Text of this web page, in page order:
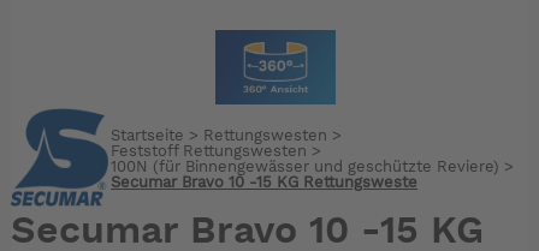
Startseite > Rettungswesten >
Feststoff Rettungswesten >
100N (für Binnengewässer und geschützte Reviere) >
Secumar Bravo 10 -15 KG Rettungsweste
Secumar Bravo 10 -15 KG